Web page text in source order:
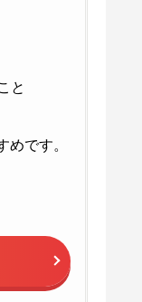
と
めです。